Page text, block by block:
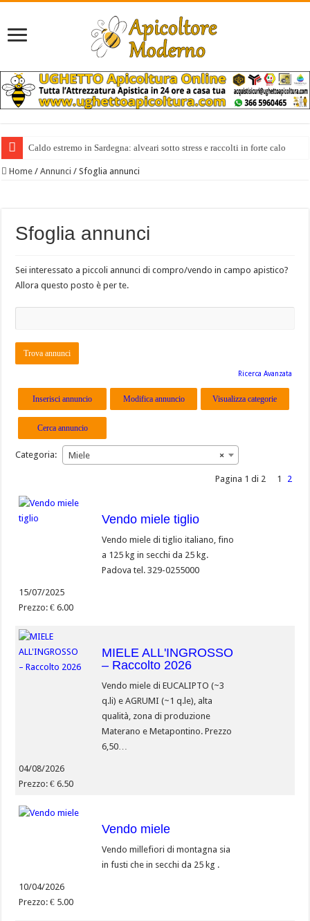
Caldo estremo in Sardegna: alveari sotto stress e raccolti in forte calo
Home / Annunci / Sfoglia annunci
Sfoglia annunci
Sei interessato a piccoli annunci di compro/vendo in campo apistico?
Allora questo posto è per te.
Ricerca Avanzata
Inserisci annuncio Modifica annuncio Visualizza categorie
Cerca annuncio
Categoria: ×
Miele
Pagina 1 di 2 1 2
Vendo miele tiglio
Vendo miele di tiglio italiano, fino
a 125 kg in secchi da 25 kg.
Padova tel. 329-0255000
15/07/2025
Prezzo: € 6.00
MIELE ALL'INGROSSO
– Raccolto 2026
Vendo miele di EUCALIPTO (~3
q.li) e AGRUMI (~1 q.le), alta
qualità, zona di produzione
Materano e Metapontino. Prezzo
6,50…
04/08/2026
Prezzo: € 6.50
Vendo miele
Vendo millefiori di montagna sia
in fusti che in secchi da 25 kg .
10/04/2026
Prezzo: € 5.00